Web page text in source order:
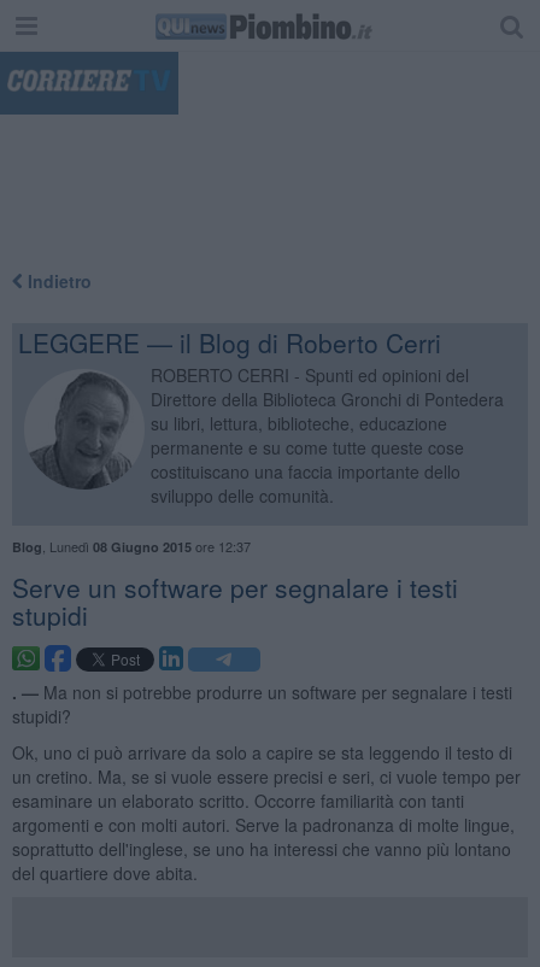
Indietro
LEGGERE — il Blog di Roberto Cerri
ROBERTO CERRI - Spunti ed opinioni del
Direttore della Biblioteca Gronchi di Pontedera
su libri, lettura, biblioteche, educazione
permanente e su come tutte queste cose
costituiscano una faccia importante dello
sviluppo delle comunità.
Blog Lunedì 08 Giugno 2015ore 12:37
Serve un software per segnalare i testi
stupidi
. — Ma non si potrebbe produrre un software per segnalare i testi
stupidi?
Ok, uno ci può arrivare da solo a capire se sta leggendo il testo di
un cretino. Ma, se si vuole essere precisi e seri, ci vuole tempo per
esaminare un elaborato scritto. Occorre familiarità con tanti
argomenti e con molti autori. Serve la padronanza di molte lingue,
soprattutto dell'inglese, se uno ha interessi che vanno più lontano
del quartiere dove abita.